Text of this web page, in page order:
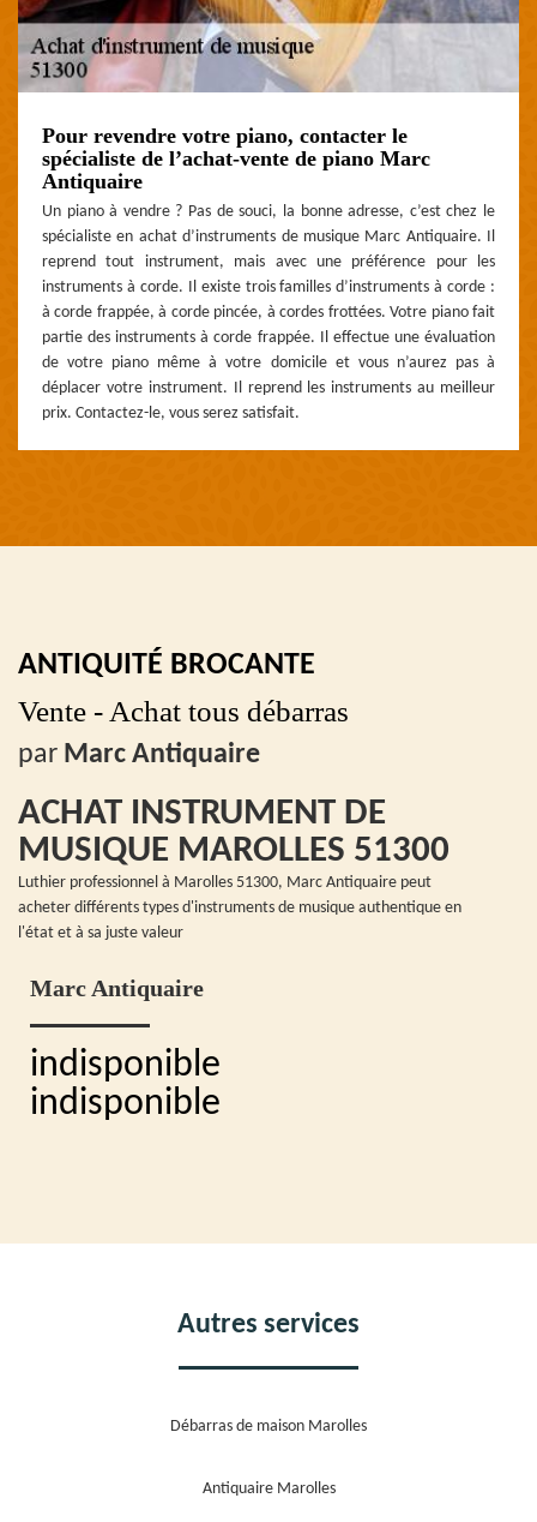
Pour revendre votre piano, contacter le
spécialiste de l’achat-vente de piano Marc
Antiquaire
Un piano à vendre ? Pas de souci, la bonne adresse, c’est chez le
spécialiste en achat d’instruments de musique Marc Antiquaire. Il
reprend tout instrument, mais avec une préférence pour les
instruments à corde. Il existe trois familles d’instruments à corde :
à corde frappée, à corde pincée, à cordes frottées. Votre piano fait
partie des instruments à corde frappée. Il effectue une évaluation
de votre piano même à votre domicile et vous n’aurez pas à
déplacer votre instrument. Il reprend les instruments au meilleur
prix. Contactez-le, vous serez satisfait.
ANTIQUITÉ BROCANTE
Vente - Achat tous débarras
par Marc Antiquaire
ACHAT INSTRUMENT DE
MUSIQUE MAROLLES 51300
Luthier professionnel à Marolles 51300, Marc Antiquaire peut
acheter différents types d'instruments de musique authentique en
l'état et à sa juste valeur
Marc Antiquaire
indisponible
indisponible
Autres services
Débarras de maison Marolles
Antiquaire Marolles